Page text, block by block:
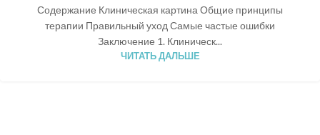
Содержание Клиническая картина Общие принципы
терапии Правильный уход Самые частые ошибки
Заключение 1. Клиническ...
ЧИТАТЬ ДАЛЬШЕ